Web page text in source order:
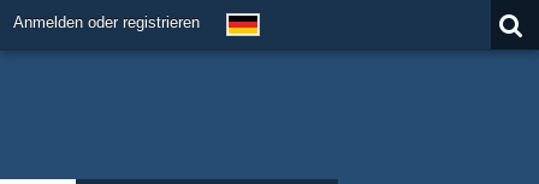
Anmelden oder registrieren